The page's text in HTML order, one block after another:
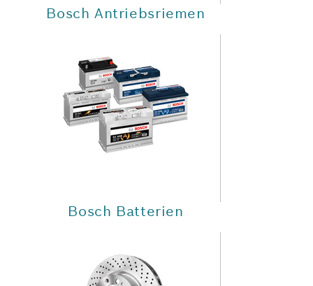
Bosch Antriebsriemen
Bosch Batterien